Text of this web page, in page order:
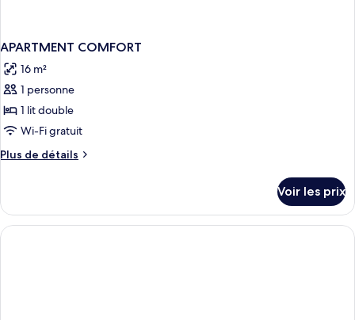
APARTMENT COMFORT
16 m²
1 personne
1 lit double
Wi-Fi gratuit
Plus de détails
Plus
le
type
de
Voir les prix